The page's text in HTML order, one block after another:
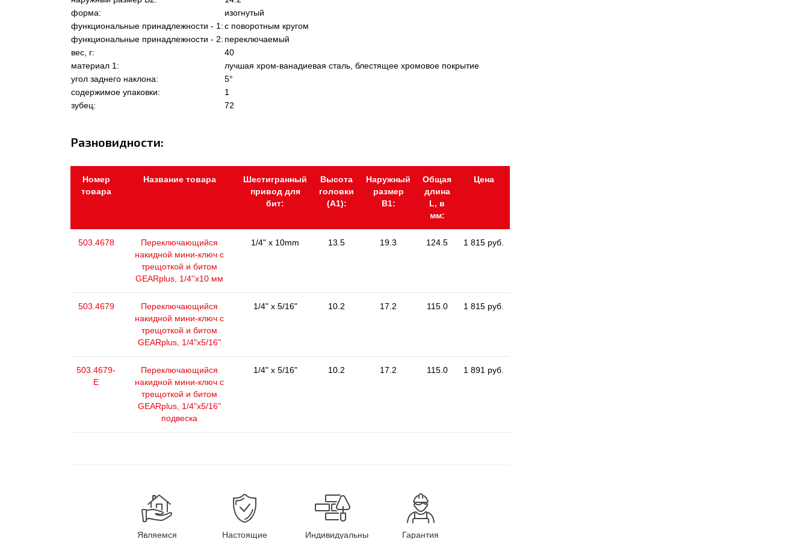
форма:
изогнутый
функциональные принадлежности - 1:с поворотным кругом
функциональные принадлежности - 2: переключаемый
вес, г:
40
материал 1:
лучшая хром-ванадиевая сталь, блестящее хромовое покрытие
угол заднего наклона:
5°
содержимое упаковки:
1
зубец:
72
Разновидности:
Номер
товара
Название товара
Шестигранный
привод для
бит:
Высота
головки
(А1):
Наружный
размер
В1:
Общая
длина
L, в
мм:
Цена
503.4678
Переключающийся
накидной мини-ключ с
трещоткой и битом
GEARplus, 1/4''х10 мм
1/4" x 10mm 13.5 19.3 124.5 1 815 руб.
503.4679
Переключающийся
накидной мини-ключ с
трещоткой и битом
GEARplus, 1/4"x5/16"
1/4" x 5/16" 10.2 17.2 115.0 1 815 руб.
503.4679-
E
Переключающийся
накидной мини-ключ с
трещоткой и битом
GEARplus, 1/4"x5/16"
подвеска
1/4" x 5/16" 10.2 17.2 115.0 1 891 руб.
Являемся Настоящие Индивидуальные Гарантия